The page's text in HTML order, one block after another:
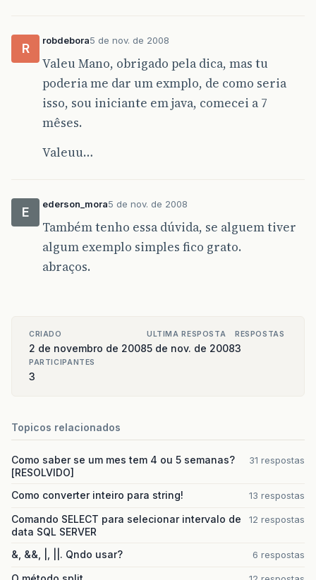
R
robdebora5 de nov. de 2008
Valeu Mano, obrigado pela dica, mas tu
poderia me dar um exmplo, de como seria
isso, sou iniciante em java, comecei a 7
mêses.
Valeuu…
E
ederson_mora5 de nov. de 2008
Também tenho essa dúvida, se alguem tiver
algum exemplo simples fico grato.
abraços.
CRIADO
2 de novembro de 2008
ULTIMA RESPOSTA
5 de nov. de 2008
RESPOSTAS
3
PARTICIPANTES
3
Topicos relacionados
Como saber se um mes tem 4 ou 5 semanas?
[RESOLVIDO]
31 respostas
Como converter inteiro para string! 13 respostas
Comando SELECT para selecionar intervalo de
data SQL SERVER
12 respostas
&, &&, |, ||. Qndo usar? 6 respostas